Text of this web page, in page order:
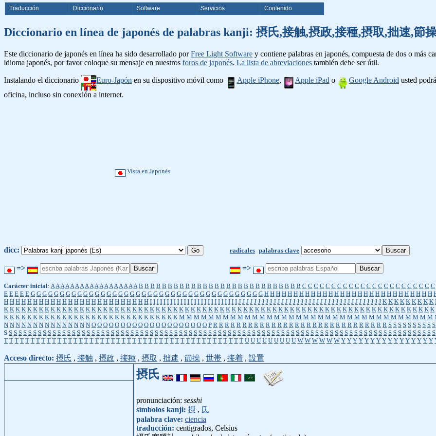
Traducción Diccionario Software Servicios Contenido
Diccionario en línea de japonés de palabras kanji: 摂氏,接触,摂政,接種,摂取,拙速,節
Este diccionario de japonés en línea ha sido desarrollado porFree Light Software y contiene palabras en japonés, compuesta de dos o más
idioma japonés, por favor coloque su mensaje en nuestros foros de japonés. La lista de abreviaciones también debe ser útil.
Instalando el diccionario Euro-Japón en su dispositivo móvil como Apple iPhone, Apple iPad o Google Android usted
oficina, incluso sin conexión a internet.
Vista en Japonés
dicc: radicales palabras clave
=> =>
Carácter inicial: A A A A A A A A A A A A A A A A A A B B B B B B B B B B B B B B B B B B B B B B B B B B B B C C C C C C C C C C C C C C C C C C C C C C C
E E E E E G G G G G G G G G G G G G G G G G G G G G G G G G G G G G G G G G G G G G G G G H H H H H H H H H H H H H H H H H H H H H H H H H H H H H
H H H H H H H H H H H H H H H H H H H H H H H H H I I I I I I I I I I I I I I I I I I I I I I I I I I J J J J J J J J J J J J J J J J J J J J J J J J J J J J J J J J J J J J J K K K K K K K K K
K K K K K K K K K K K K K K K K K K K K K K K K K K K K K K K K K K K K K K K K K K K K K K K K K K K K K K K K K K K K K K K K K K K K K K K K K K
K K K K K K K K K K K K K K K K K K K K K K K K K K K K K K M M M M M M M M M M M M M M M M M M M M M M M M M M M M M M M M M M M
N N N N N N N N N N N N N N N O O O O O O O O O O O O O O O O O O O O P R R R R R R R R R R R R R R R R R R R R R R R R R R R R R R S S S S S S S S S S
S S S S S S S S S S S S S S S S S S S S S S S S S S S S S S S S S S S S S S S S S S S S S S S S S S S S S S S S S S S S S S S S S S S S S S S S S S S S S S S S S S S S S S S S S
T T T T T T T T T T T T T T T T T T T T T T T T T T T T T T T T T T T T T T T T T T T T T U U U U U U U U U W W W W W W Y Y Y Y Y Y Y Y Y Y Y Y Y Y Y Y
Acceso directo: 摂氏 , 接触 , 摂政 , 接種 , 摂取 , 拙速 , 節操 , 世帯 , 接着 , 設置
摂氏
pronunciación: sesshi
símbolos kanji: 摂 , 氏
palabra clave: ciencia
traducción: centigrados, Celsius